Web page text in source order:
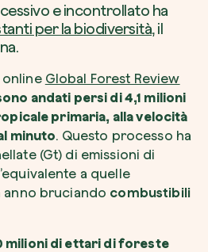
e incontrollato ha
per la biodiversità, il
Global Forest Review
andati persi di 4,1 milioni
primaria, alla velocità
minuto. Questo processo ha
(Gt) di emissioni di
a quelle
anno bruciando combustibili
milioni di ettari di foreste
un albero
adotta o regala un albero. Scegli tra
ora
ricevere comunicazioni e
l’informativa sullaPrivacydi
questo campo
richiesta